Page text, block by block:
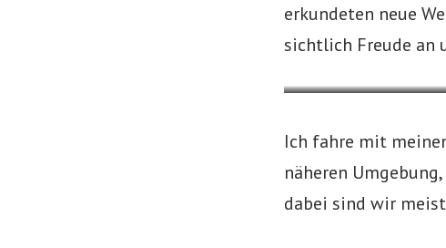
erkundeten neue
sichtlich Freude an
Ich fahre mit
näheren
dabei sind wir